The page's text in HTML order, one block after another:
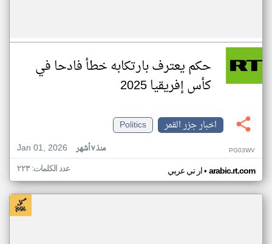
حكم يعترف بارتكابه خطأ فادحا في
كأس إفريقيا 2025
اخبار جزر القمر
Politics
Jan 01, 2026
منذ ٧ أشهر PG03WV
ار تي عربي• arabic.rt.com عدد الكلمات: ٢٢٣